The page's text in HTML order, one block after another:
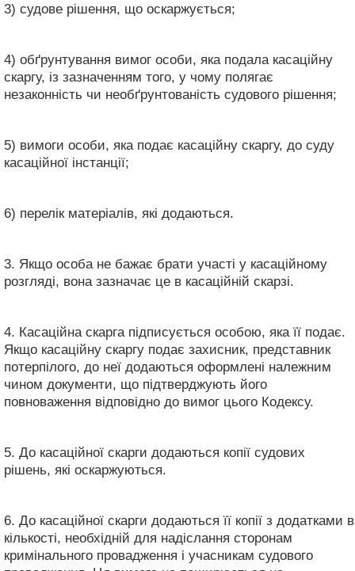
3) судове рішення, що оскаржується;
4) обґрунтування вимог особи, яка подала касаційну
скаргу, із зазначенням того, у чому полягає
незаконність чи необґрунтованість судового рішення;
5) вимоги особи, яка подає касаційну скаргу, до суду
касаційної інстанції;
6) перелік матеріалів, які додаються.
3. Якщо особа не бажає брати участі у касаційному
розгляді, вона зазначає це в касаційній скарзі.
4. Касаційна скарга підписується особою, яка її подає.
Якщо касаційну скаргу подає захисник, представник
потерпілого, до неї додаються оформлені належним
чином документи, що підтверджують його
повноваження відповідно до вимог цього Кодексу.
5. До касаційної скарги додаються копії судових
рішень, які оскаржуються.
6. До касаційної скарги додаються її копії з додатками в
кількості, необхідній для надіслання сторонам
кримінального провадження і учасникам судового